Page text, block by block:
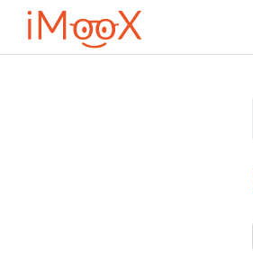
Zum Hauptinhalt